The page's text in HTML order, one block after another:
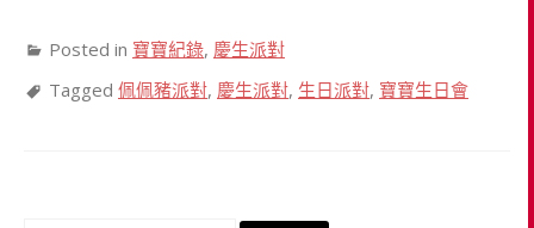
Posted in 寶寶紀錄, 慶生派對
Tagged 佩佩豬派對, 慶生派對, 生日派對, 寶寶生日會